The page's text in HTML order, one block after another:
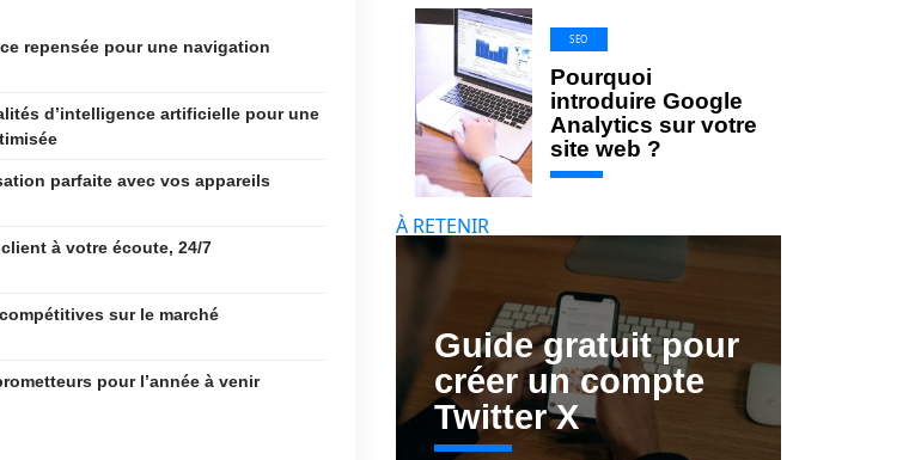
repensée pour une navigation
d’intelligence artificielle pour une
parfaite avec vos appareils
à votre écoute, 24/7
sur le marché
pour l’année à venir
SEO
Pourquoi
introduire Google
Analytics sur votre
site web ?
À RETENIR
Guide gratuit pour
créer un compte
Twitter X